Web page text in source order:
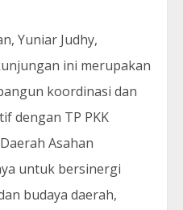
Yuniar Judhy,
ini merupakan
koordinasi dan
dengan TP PKK
Asahan
untuk bersinergi
budaya daerah,